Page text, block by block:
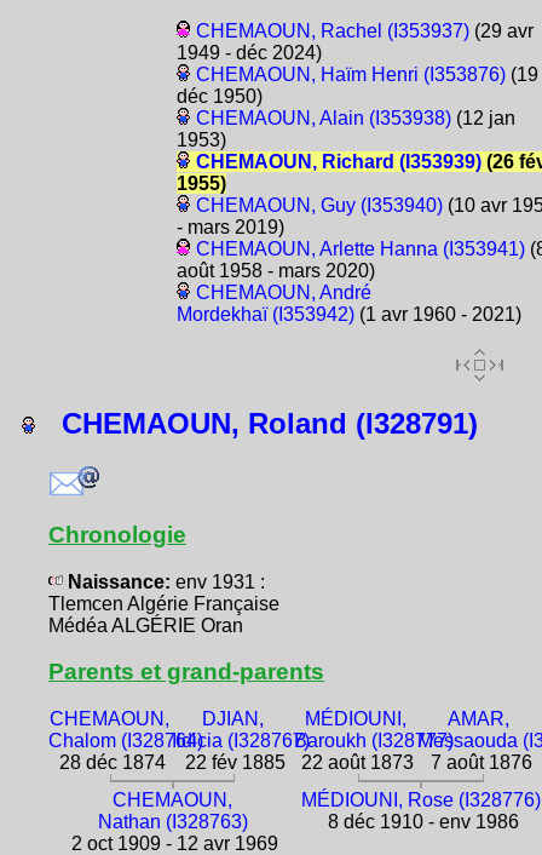
CHEMAOUN, Rachel (I353937)(29 avr
1949 - déc 2024)
CHEMAOUN, Haïm Henri (I353876)(19
déc 1950)
CHEMAOUN, Alain (I353938)(12 jan
1953)
CHEMAOUN, Richard (I353939)(26
1955)
CHEMAOUN, Guy (I353940)(10 avr
- mars 2019)
CHEMAOUN, Arlette Hanna (I353941)
août 1958 - mars 2020)
CHEMAOUN, André
Mordekhaï (I353942)(1 avr 1960 - 2021)
CHEMAOUN, Roland (I328791)
Chronologie
Naissance: env 1931 :
Tlemcen Algérie Française
Médéa ALGÉRIE Oran
Parents et grand-parents
CHEMAOUN,
Chalom (I328764)
28 déc 1874
DJIAN,
Ildicia (I328767)
22 fév 1885
MÉDIOUNI,
Baroukh (I328777)
22 août 1873
AMAR,
Messaouda
7 août 1876
CHEMAOUN,
Nathan (I328763)
2 oct 1909 - 12 avr 1969
MÉDIOUNI, Rose (I328776)
8 déc 1910 - env 1986